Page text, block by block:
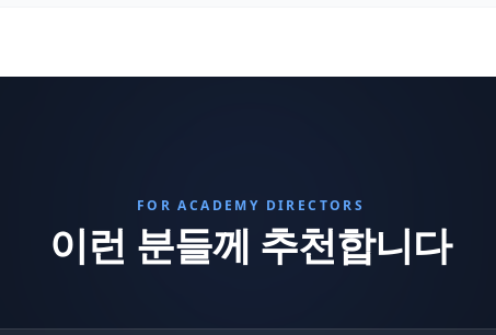
FOR ACADEMY DIRECTORS
이런 분들께 추천합니다